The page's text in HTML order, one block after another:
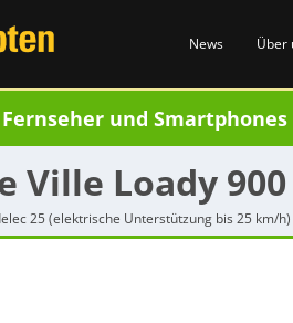
News Über
Fernseher und Smartphones
Ville Loady
25 (elektrische Unterstützung bis 25 km/h)